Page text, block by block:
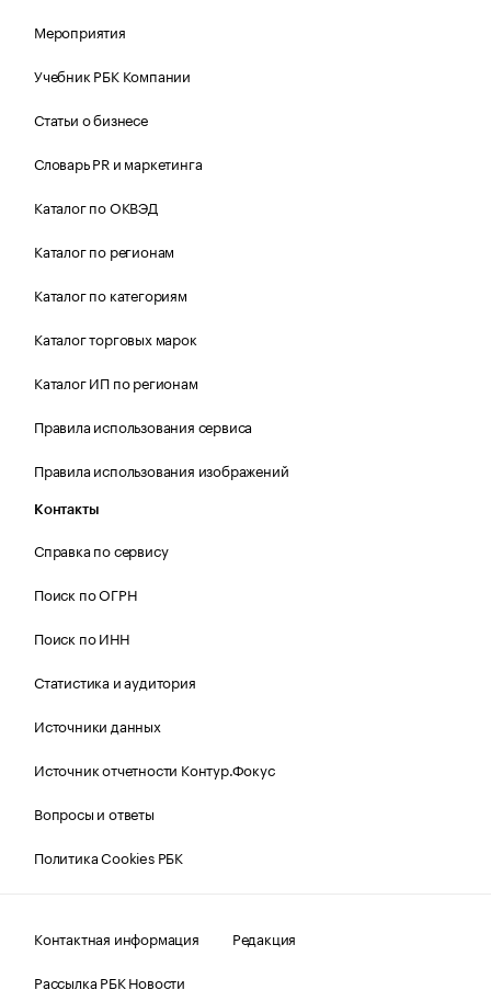
Мероприятия
Учебник РБК Компании
Статьи о бизнесе
Словарь PR и маркетинга
Каталог по ОКВЭД
Каталог по регионам
Каталог по категориям
Каталог торговых марок
Каталог ИП по регионам
Правила использования сервиса
Правила использования изображений
Контакты
Справка по сервису
Поиск по ОГРН
Поиск по ИНН
Статистика и аудитория
Источники данных
Источник отчетности Контур.Фокус
Вопросы и ответы
Политика Cookies РБК
Контактная информация
Редакция
Рассылка РБК Новости